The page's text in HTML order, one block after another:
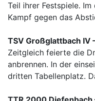
Teil ihrer Festspiele.
Kampf gegen das
TSV Großglattbach IV
Zeitgleich feierte die
anbrennen. In der
dritten Tabellenplatz.